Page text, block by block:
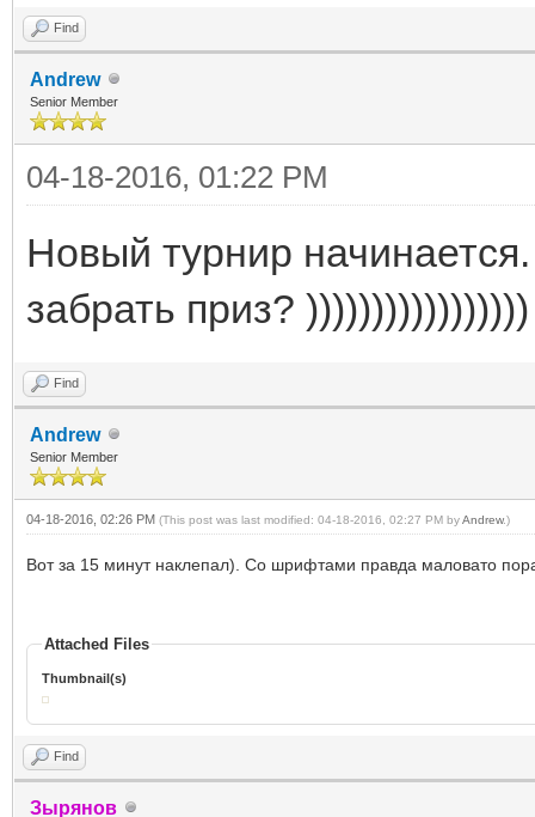
Find
Andrew
Senior Member
04-18-2016, 01:22 PM
Новый турнир
забрать приз? )))))))))))))))))
Find
Andrew
Senior Member
04-18-2016, 02:26 PM (This post was last modified: 04-18-2016, 02:27 PM byAndrew.)
Вот за 15 минут наклепал). Со шрифтами правда маловато
Attached Files
Thumbnail(s)
Find
Зырянов